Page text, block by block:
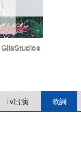
GliaStudios
TV出演 歌詞